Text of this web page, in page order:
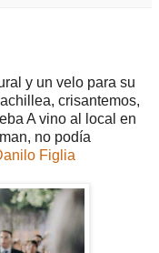
y un velo para su
crisantemos,
A vino al local en
no podía
Figlia